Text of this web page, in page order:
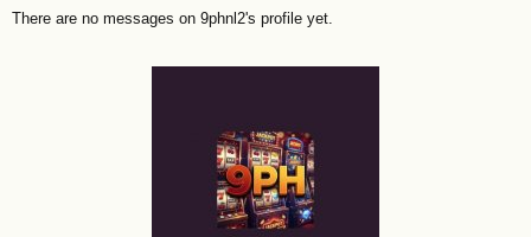
There are no messages on 9phnl2's profile yet.